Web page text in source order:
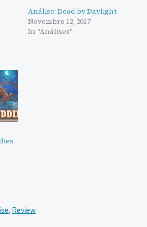
Análise: Dead by Daylight
Novembro 12, 2017
In "Análises"
, Review